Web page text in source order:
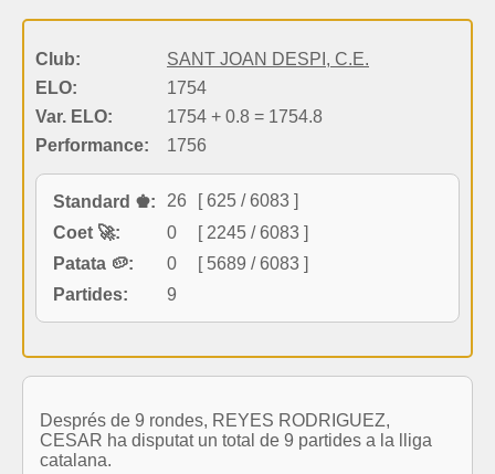
Club:
SANT JOAN DESPI, C.E.
ELO:
1754
Var. ELO:
1754 + 0.8 = 1754.8
Performance:
1756
Standard ♚: 26
[ 625 / 6083 ]
Coet 🚀:
0
[ 2245 / 6083 ]
Patata 🥔:
0
[ 5689 / 6083 ]
Partides:
9
Després de 9 rondes, REYES RODRIGUEZ,
CESAR ha disputat un total de 9 partides a la lliga
catalana.